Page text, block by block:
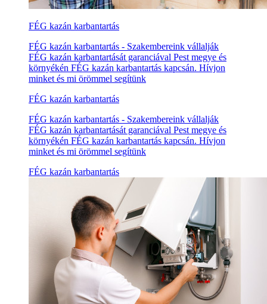
FÉG kazán karbantartás
FÉG kazán karbantartás - Szakembereink vállalják
FÉG kazán karbantartását garanciával Pest megye és
környékén FÉG kazán karbantartás kapcsán. Hívjon
minket és mi örömmel segítünk
FÉG kazán karbantartás
FÉG kazán karbantartás - Szakembereink vállalják
FÉG kazán karbantartását garanciával Pest megye és
környékén FÉG kazán karbantartás kapcsán. Hívjon
minket és mi örömmel segítünk
FÉG kazán karbantartás